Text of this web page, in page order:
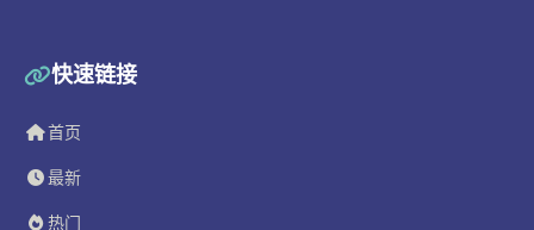
快速链接
首页
最新
热门